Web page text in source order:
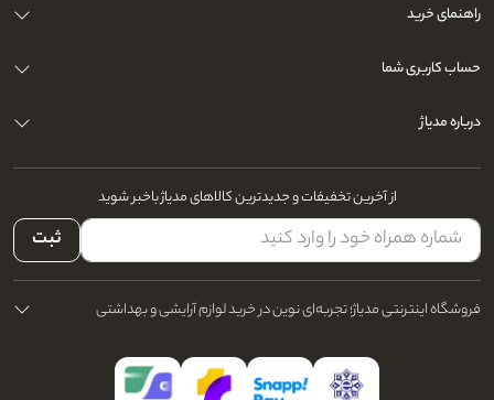
راهنمای خرید
حساب کاربری شما
درباره مدیاژ
از آخرین تخفیفات و جدیدترین کالاهای مدیاژ باخبر شوید
ثبت
فروشگاه اینترنتی مدیاژ؛ تجربه‌ای نوین در خرید لوازم آرایشی و بهداشتی